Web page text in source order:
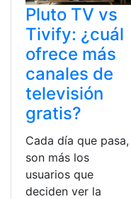
Pluto TV vs
Tivify: ¿cuál
ofrece más
canales de
televisión
gratis?
Cada día que pasa,
son más los
usuarios que
deciden ver la